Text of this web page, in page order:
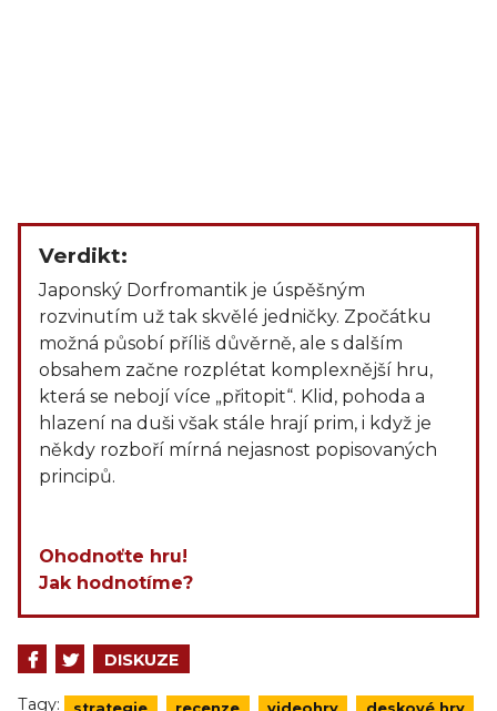
Verdikt:
Japonský Dorfromantik je úspěšným
rozvinutím už tak skvělé jedničky. Zpočátku
možná působí příliš důvěrně, ale s dalším
obsahem začne rozplétat komplexnější hru,
která se nebojí více „přitopit“. Klid, pohoda a
hlazení na duši však stále hrají prim, i když je
někdy rozboří mírná nejasnost popisovaných
principů.
Ohodnoťte hru!
Jak hodnotíme?
DISKUZE
Tagy: